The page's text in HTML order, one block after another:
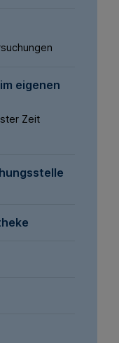
eigenen
Zeit